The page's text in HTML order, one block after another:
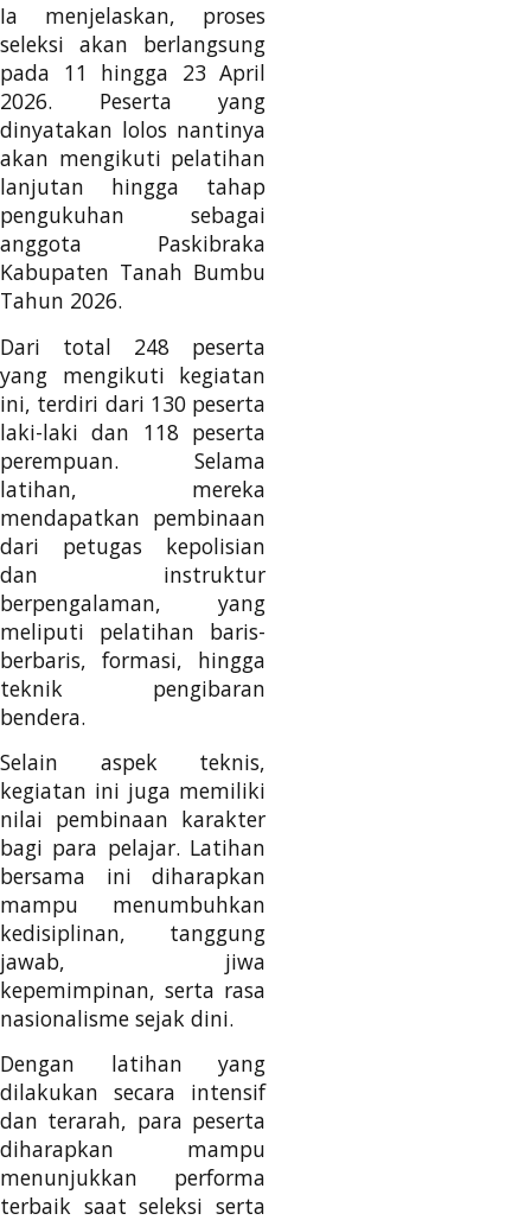
Ia menjelaskan, proses
seleksi akan berlangsung
pada 11 hingga 23 April
2026. Peserta yang
dinyatakan lolos nantinya
akan mengikuti pelatihan
lanjutan hingga tahap
pengukuhan sebagai
anggota Paskibraka
Kabupaten Tanah Bumbu
Tahun 2026.
Dari total 248 peserta
yang mengikuti kegiatan
ini, terdiri dari 130 peserta
laki-laki dan 118 peserta
perempuan. Selama
latihan, mereka
mendapatkan pembinaan
dari petugas kepolisian
dan instruktur
berpengalaman, yang
meliputi pelatihan baris-
berbaris, formasi, hingga
teknik pengibaran
bendera.
Selain aspek teknis,
kegiatan ini juga memiliki
nilai pembinaan karakter
bagi para pelajar. Latihan
bersama ini diharapkan
mampu menumbuhkan
kedisiplinan, tanggung
jawab, jiwa
kepemimpinan, serta rasa
nasionalisme sejak dini.
Dengan latihan yang
dilakukan secara intensif
dan terarah, para peserta
diharapkan mampu
menunjukkan performa
terbaik saat seleksi serta